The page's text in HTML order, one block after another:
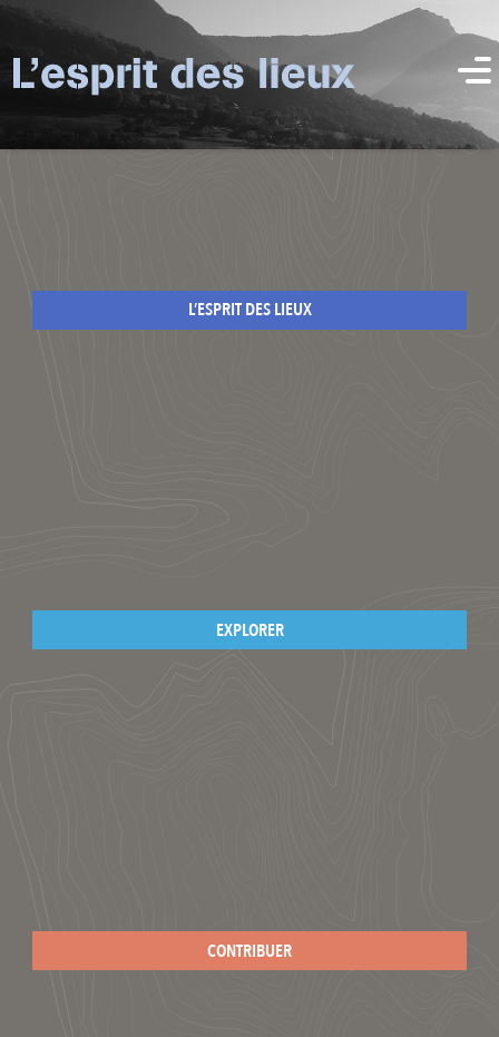
L’ESPRIT DES LIEUX
EXPLORER
CONTRIBUER